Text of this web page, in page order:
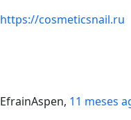
https://cosmeticsnail.ru
EfrainAspen, 11 meses